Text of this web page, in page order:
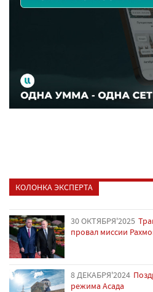
КОЛОНКА ЭКСПЕРТА
30 ОКТЯБРЯ'2025
провал миссии
8 ДЕКАБРЯ'2024
режима Асада